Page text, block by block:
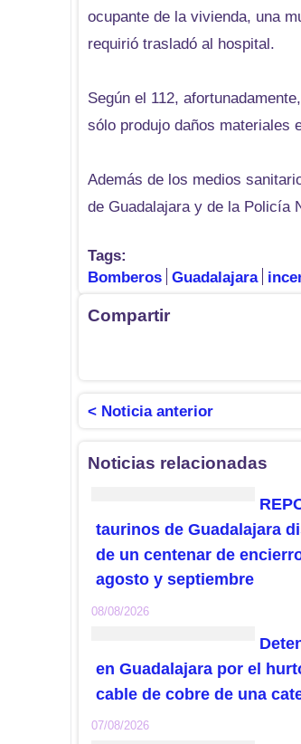
ocupante de la vivienda, una
requirió trasladó al hospital.
Según el 112,
sólo produjo daños materiales
Además de los medios
de Guadalajara y de la Policía
Tags:
Bomberos Guadalajara
Compartir
< Noticia anterior
Noticias relacionadas
taurinos de Guadalajara
de un centenar de
agosto y septiembre
08/08/2026
en Guadalajara por el
cable de cobre de una
07/08/2026